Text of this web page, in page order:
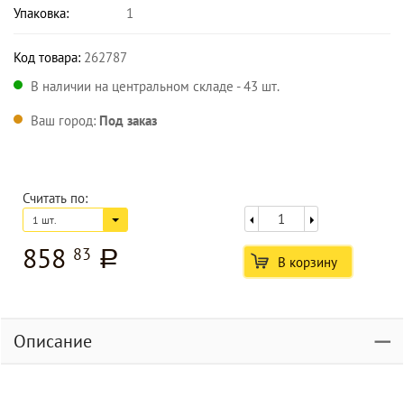
Упаковка:
1
Код товара: 262787
В наличии на центральном складе - 43 шт.
Ваш город: Под заказ
Считать по:
1 шт.
858 83 a В корзину
Описание